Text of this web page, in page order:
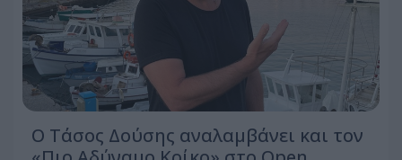
Ο Τάσος Δούσης αναλαμβάνει και τον